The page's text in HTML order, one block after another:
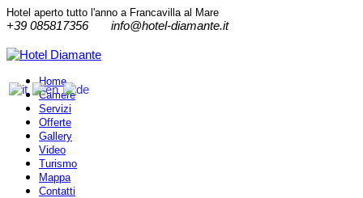
Hotel aperto tutto l'anno a Francavilla al Mare
+39 085817356 info@hotel-diamante.it
Home
Camere
Servizi
Offerte
Gallery
Video
Turismo
Mappa
Contatti